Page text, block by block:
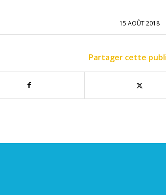
15 AOÛT 2018
Partager cette
CONTACT